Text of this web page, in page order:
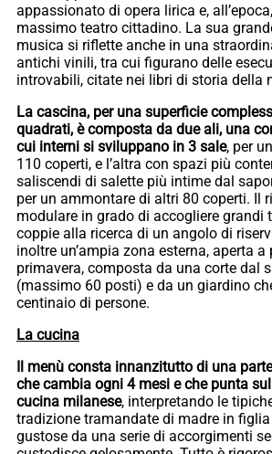
appassionato di opera lirica e,
massimo teatro cittadino. La sua
musica si riflette anche in una
antichi vinili, tra cui figurano delle
introvabili, citate nei libri di storia della
La cascina, per una superficie
quadrati, è composta da due ali, una
cui interni si sviluppano in 3 sale, per
110 coperti, e l’altra con spazi più
saliscendi di salette più intime dal
per un ammontare di altri 80 coperti. Il
modulare in grado di accogliere grandi
coppie alla ricerca di un angolo di
inoltre un’ampia zona esterna, aperta a
primavera, composta da una corte dal
(massimo 60 posti) e da un giardino
centinaio di persone.
La cucina
Il menù consta innanzitutto di una
che cambia ogni 4 mesi e che punta
cucina milanese, interpretando le
tradizione tramandate di madre in figlia
gustose da una serie di accorgimenti